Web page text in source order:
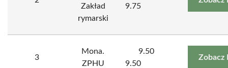
Zakład
rymarski
9.75
3
Mona.
ZPHU
9.50
9.50
Zobacz